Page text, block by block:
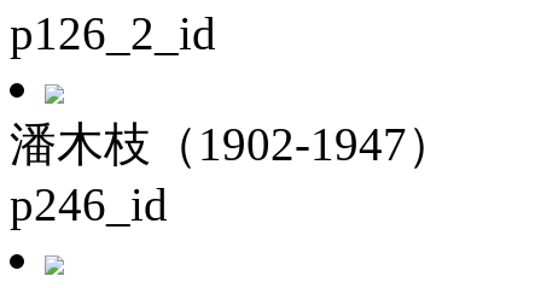
p126_2_id
潘木枝（1902-1947）
p246_id